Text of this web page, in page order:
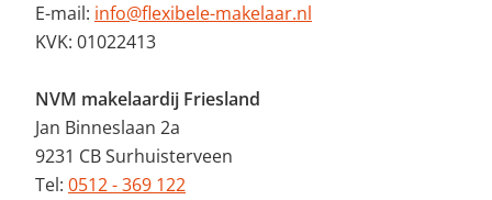
E-mail: info@flexibele-makelaar.nl
KVK: 01022413
NVM makelaardij Friesland
Jan Binneslaan 2a
9231 CB Surhuisterveen
Tel: 0512 - 369 122